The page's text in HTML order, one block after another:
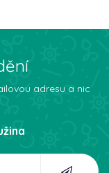
adresu a nic